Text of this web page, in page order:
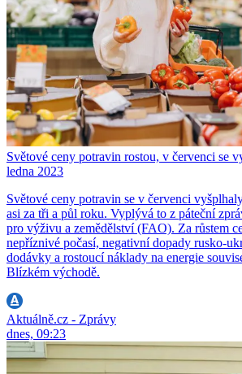
Světové ceny potravin rostou, v červenci se
ledna 2023
Světové ceny potravin se v červenci
asi za tři a půl roku. Vyplývá to z páteční
pro výživu a zemědělství (FAO). Za růstem
nepříznivé počasí, negativní dopady rusko-
dodávky a rostoucí náklady na energie
Blízkém východě.
Aktuálně.cz - Zprávy
dnes, 09:23